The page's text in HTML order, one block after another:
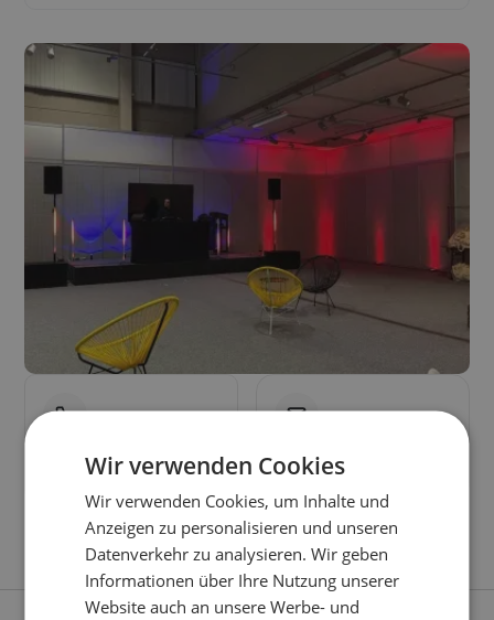
Mo - So 8:00 - 22:00 Sende uns eine Mail
Wir verwenden Cookies
Wir verwenden Cookies, um Inhalte und
Anzeigen zu personalisieren und unseren
Datenverkehr zu analysieren. Wir geben
Informationen über Ihre Nutzung unserer
Website auch an unsere Werbe- und